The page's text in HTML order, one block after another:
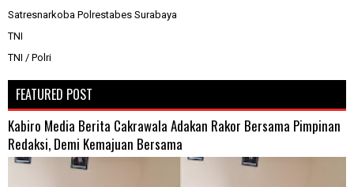
Satresnarkoba Polrestabes Surabaya
TNI
TNI / Polri
FEATURED POST
Kabiro Media Berita Cakrawala Adakan Rakor Bersama Pimpinan
Redaksi, Demi Kemajuan Bersama